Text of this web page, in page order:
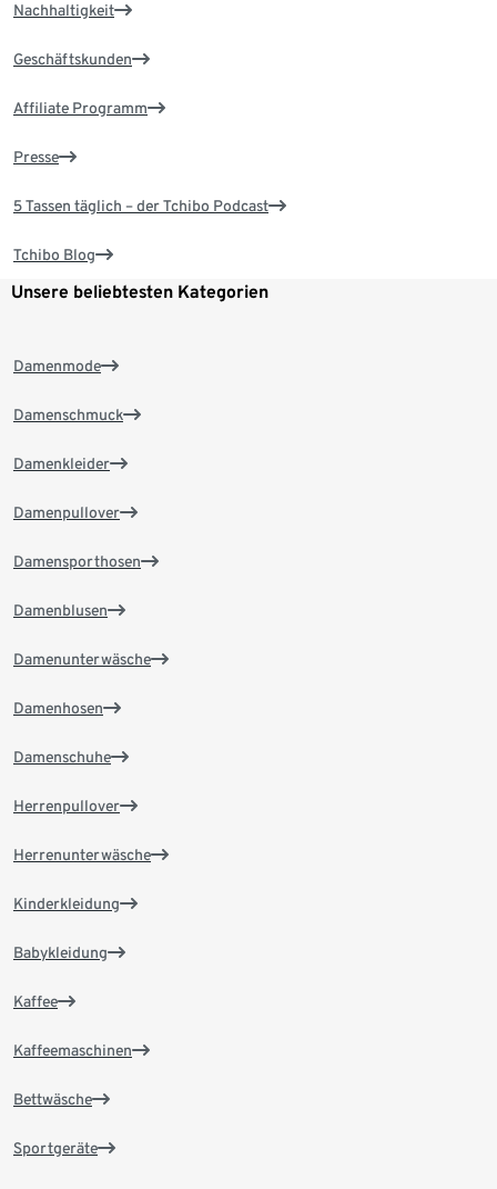
Nachhaltigkeit
Geschäftskunden
Affiliate Programm
Presse
5 Tassen täglich – der Tchibo Podcast
Tchibo Blog
Unsere beliebtesten Kategorien
Damenmode
Damenschmuck
Damenkleider
Damenpullover
Damensporthosen
Damenblusen
Damenunterwäsche
Damenhosen
Damenschuhe
Herrenpullover
Herrenunterwäsche
Kinderkleidung
Babykleidung
Kaffee
Kaffeemaschinen
Bettwäsche
Sportgeräte